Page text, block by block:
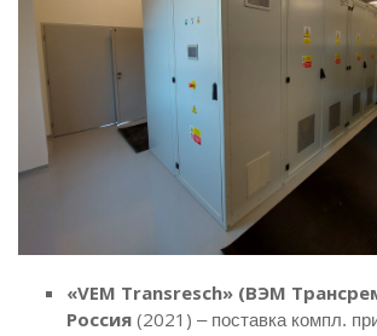
«VEM Transresch» (ВЭМ
Россия (2021) – поставка компл.